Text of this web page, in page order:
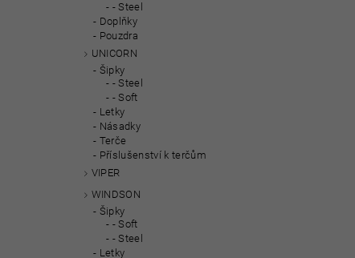
- Steel
Doplňky
Pouzdra
UNICORN
Šipky
- Steel
- Soft
Letky
Násadky
Terče
Příslušenství k terčům
VIPER
WINDSON
Šipky
- Soft
- Steel
Letky